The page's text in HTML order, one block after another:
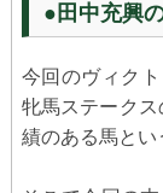
●田中充興
今回のヴィク
牝馬ステーク
績のある馬とい